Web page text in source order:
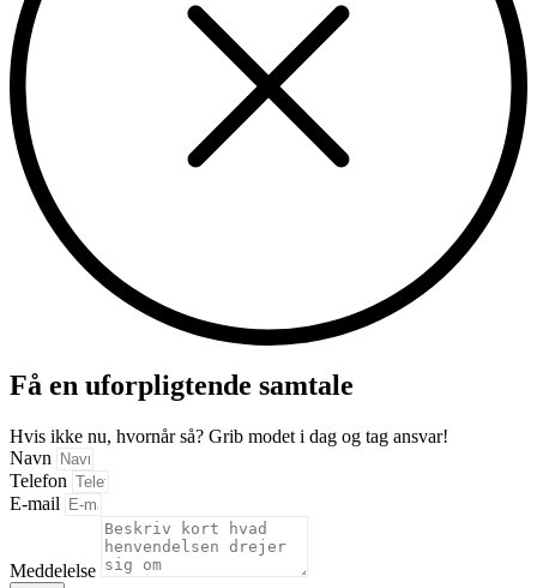
Få en uforpligtende samtale
Hvis ikke nu, hvornår så? Grib modet i dag og tag ansvar!
Navn
Telefon
E-mail
Meddelelse